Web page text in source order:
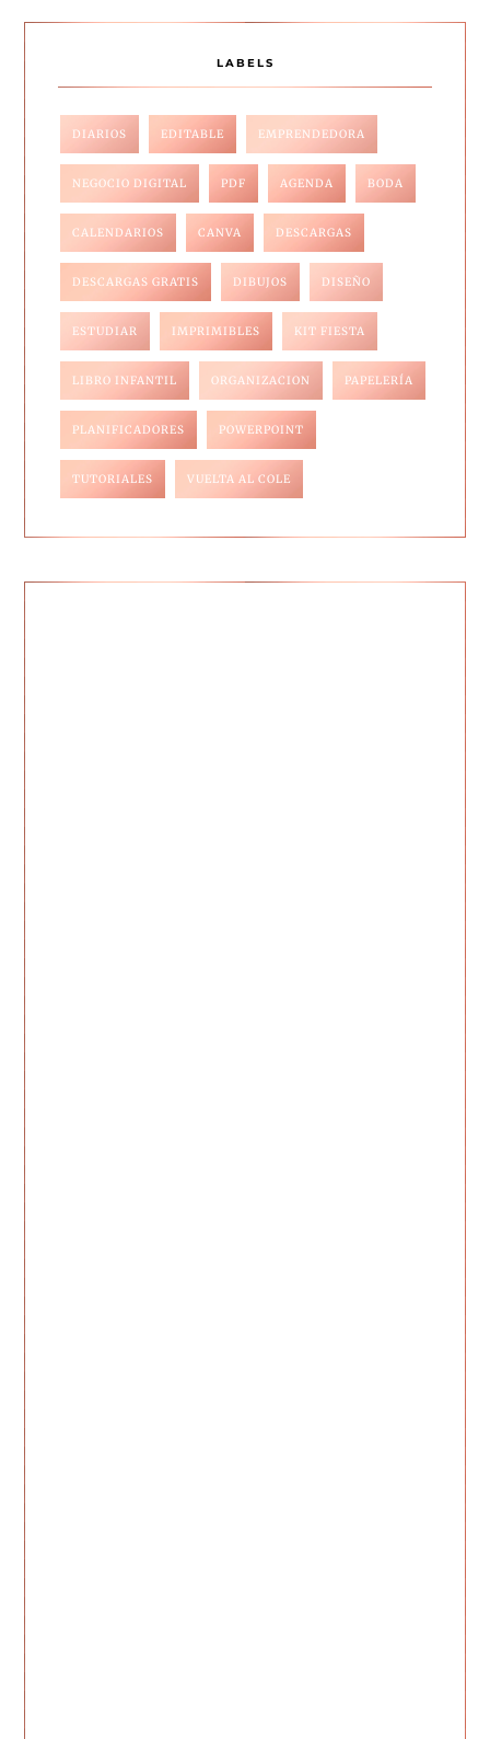
LABELS
DIARIOS EDITABLE EMPRENDEDORA
NEGOCIO DIGITAL PDF AGENDA BODA
CALENDARIOS CANVA DESCARGAS
DESCARGAS GRATIS DIBUJOS DISEÑO
ESTUDIAR IMPRIMIBLES KIT FIESTA
LIBRO INFANTIL ORGANIZACION PAPELERÍA
PLANIFICADORES POWERPOINT
TUTORIALES VUELTA AL COLE